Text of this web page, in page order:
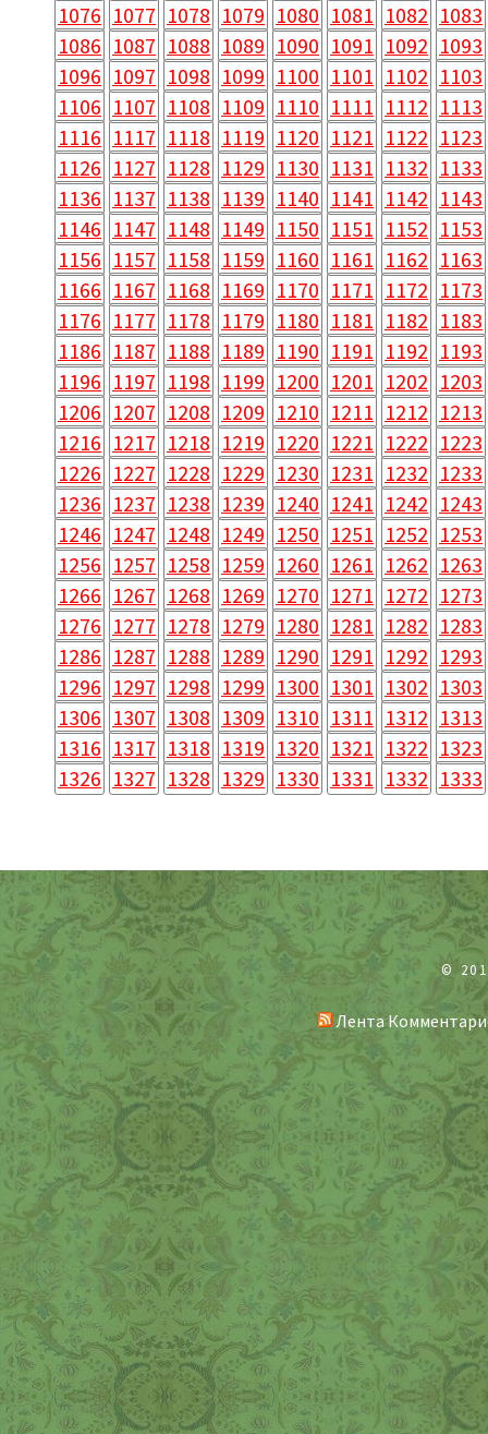
1076 1077 1078 1079 1080 1081 1082 1083
1086 1087 1088 1089 1090 1091 1092 1093
1096 1097 1098 1099 1100 1101 1102 1103
1106 1107 1108 1109 1110 1111 1112 1113
1116 1117 1118 1119 1120 1121 1122 1123
1126 1127 1128 1129 1130 1131 1132 1133
1136 1137 1138 1139 1140 1141 1142 1143
1146 1147 1148 1149 1150 1151 1152 1153
1156 1157 1158 1159 1160 1161 1162 1163
1166 1167 1168 1169 1170 1171 1172 1173
1176 1177 1178 1179 1180 1181 1182 1183
1186 1187 1188 1189 1190 1191 1192 1193
1196 1197 1198 1199 1200 1201 1202 1203
1206 1207 1208 1209 1210 1211 1212 1213
1216 1217 1218 1219 1220 1221 1222 1223
1226 1227 1228 1229 1230 1231 1232 1233
1236 1237 1238 1239 1240 1241 1242 1243
1246 1247 1248 1249 1250 1251 1252 1253
1256 1257 1258 1259 1260 1261 1262 1263
1266 1267 1268 1269 1270 1271 1272 1273
1276 1277 1278 1279 1280 1281 1282 1283
1286 1287 1288 1289 1290 1291 1292 1293
1296 1297 1298 1299 1300 1301 1302 1303
1306 1307 1308 1309 1310 1311 1312 1313
1316 1317 1318 1319 1320 1321 1322 1323
1326 1327 1328 1329 1330 1331 1332 1333
©
Лента